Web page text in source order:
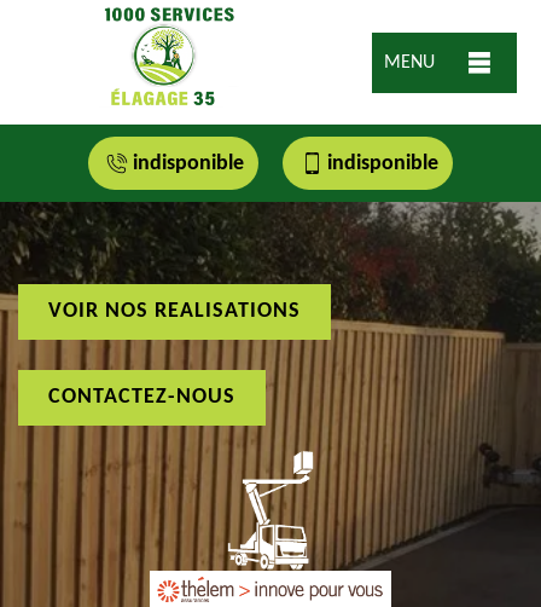
MENU
indisponible indisponible
VOIR NOS REALISATIONS
CONTACTEZ-NOUS